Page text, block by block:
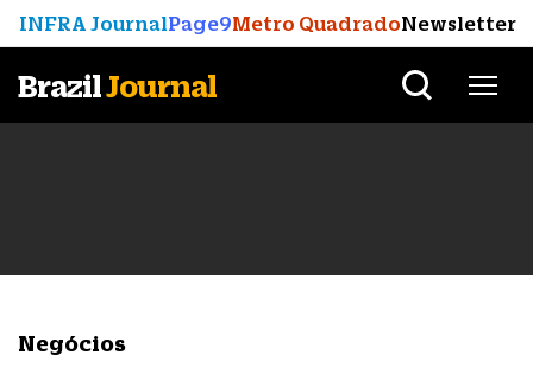
INFRA JournalPage9Metro QuadradoNewsletter
BrazilJournal
Negócios